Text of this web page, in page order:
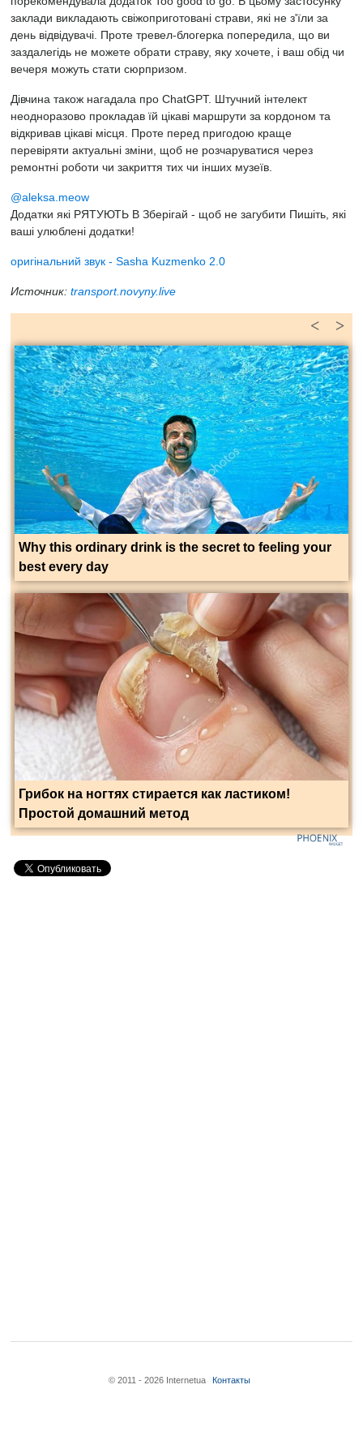
заклади викладають свіжоприготовані страви, які не з'їли за
день відвідувачі. Проте тревел-блогерка попередила, що ви
заздалегідь не можете обрати страву, яку хочете, і ваш обід чи
вечеря можуть стати сюрпризом.
Дівчина також нагадала про ChatGPT. Штучний інтелект
неодноразово прокладав їй цікаві маршрути за кордоном та
відкривав цікаві місця. Проте перед пригодою краще
перевіряти актуальні зміни, щоб не розчаруватися через
ремонтні роботи чи закриття тих чи інших музеїв.
@aleksa.meow
Додатки які РЯТУЮТЬ В Зберігай - щоб не загубити Пишіть, які
ваші улюблені додатки!
оригінальний звук - Sasha Kuzmenko 2.0
Источник: transport.novyny.live
>
<
Why this ordinary drink is the secret to feeling your
best every day
Грибок на ногтях стирается как ластиком!
Простой домашний метод
© 2011 - 2026 Internetua Контакты